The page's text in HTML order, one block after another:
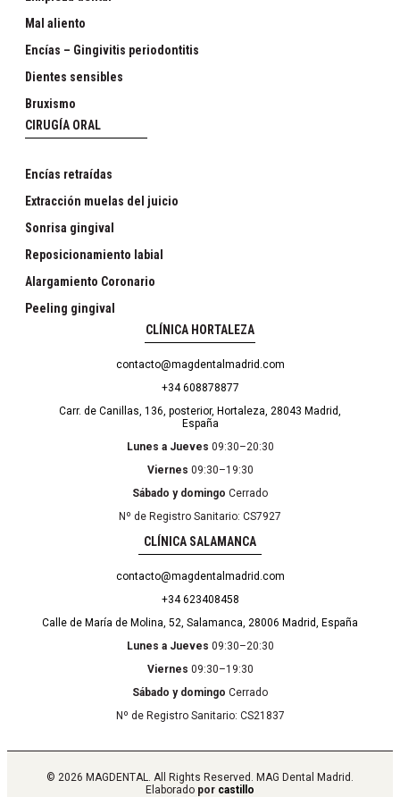
Mal aliento
Encías – Gingivitis periodontitis
Dientes sensibles
Bruxismo
CIRUGÍA ORAL
Encías retraídas
Extracción muelas del juicio
Sonrisa gingival
Reposicionamiento labial
Alargamiento Coronario
Peeling gingival
CLÍNICA HORTALEZA
contacto@magdentalmadrid.com
+34 608878877
Carr. de Canillas, 136, posterior, Hortaleza, 28043 Madrid,
España
Lunes a Jueves 09:30–20:30
Viernes 09:30–19:30
Sábado y domingo Cerrado
Nº de Registro Sanitario: CS7927
CLÍNICA SALAMANCA
contacto@magdentalmadrid.com
+34 623408458
Calle de María de Molina, 52, Salamanca, 28006 Madrid, España
Lunes a Jueves 09:30–20:30
Viernes 09:30–19:30
Sábado y domingo Cerrado
Nº de Registro Sanitario: CS21837
© 2026 MAGDENTAL. All Rights Reserved. MAG Dental Madrid.
Elaborado por castillo